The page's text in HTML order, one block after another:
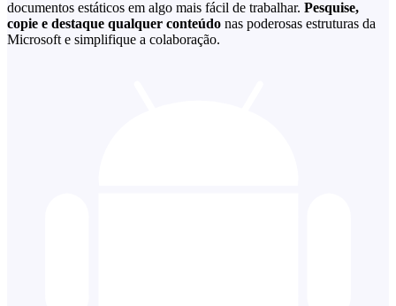
documentos estáticos em algo mais fácil de trabalhar. Pesquise,
copie e destaque qualquer conteúdo nas poderosas estruturas da
Microsoft e simplifique a colaboração.